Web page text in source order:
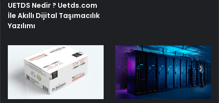
UETDS Nedir ? Uetds.com
İle Akıllı Dijital Taşımacılık
Yazılımı